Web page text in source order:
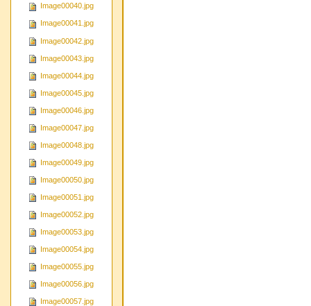
Image00040.jpg
Image00041.jpg
Image00042.jpg
Image00043.jpg
Image00044.jpg
Image00045.jpg
Image00046.jpg
Image00047.jpg
Image00048.jpg
Image00049.jpg
Image00050.jpg
Image00051.jpg
Image00052.jpg
Image00053.jpg
Image00054.jpg
Image00055.jpg
Image00056.jpg
Image00057.jpg